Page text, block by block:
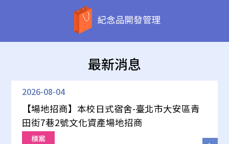
最新消息
2026-08-04
【場地招商】本校日式宿舍-臺北市大安區青
田街7巷2號文化資產場地招商
標案